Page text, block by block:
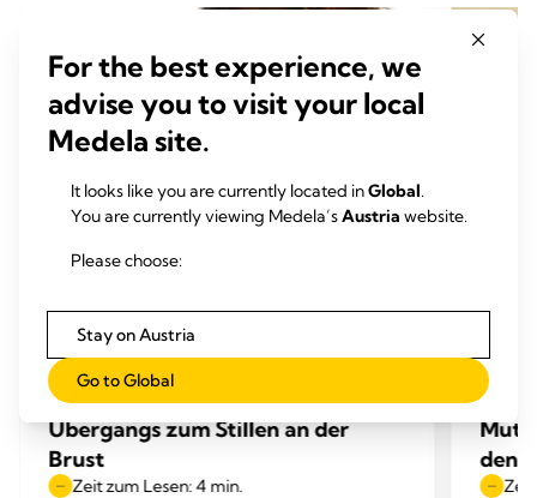
ÜBERGANG ZUM STILLEN
Stillraten – Ergebnisse des
Übergangs zum Stillen an der
Brust
Zeit zum Lesen: 4 min.
den
Zeit
For the best experience, we
advise you to visit your local
Medela site.
It looks like you are currently located inGlobal.
You are currently viewing Medela’sAustria website.
Please choose:
Stay on Austria
Go to Global